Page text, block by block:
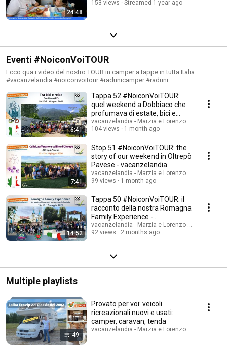
24:48
153 views
Streamed 1 year ago
Eventi #NoiconVoiTOUR
Ecco qua i video del nostro TOUR in camper a tappe in tutta Italia
#vacanzelandia #noiconvoitour #radunicamper #raduni
6:41
Tappa 52 #NoiconVoiTOUR:
quel weekend a Dobbiaco che
profumava di estate, bici e
amicizia
vacanzelandia - Marzia e Lorenzo Travel
104 views
1 month ago
7:41
Stop 51 #NoiconVoiTOUR: the
story of our weekend in Oltrepò
Pavese - vacanzelandia
vacanzelandia - Marzia e Lorenzo Travel
99 views
1 month ago
14:52
Tappa 50 #NoiconVoiTOUR: il
racconto della nostra Romagna
Family Experience -
#vacanzelandia
vacanzelandia - Marzia e Lorenzo Travel
92 views
2 months ago
Multiple playlists
49
Provato per voi: veicoli
ricreazionali nuovi e usati:
camper, caravan, tenda
vacanzelandia - Marzia e Lorenzo Travel